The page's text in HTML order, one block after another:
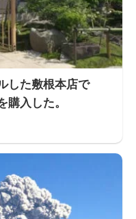
した敷根本店で
入した。